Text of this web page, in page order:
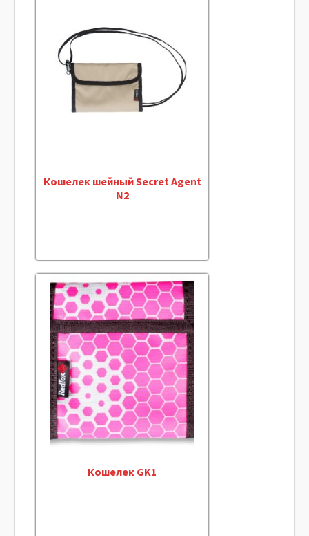
Кошелек шейный Secret Agent
N2
Кошелек GK1